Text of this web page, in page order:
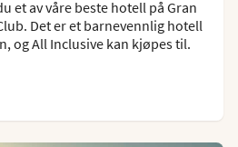
et av våre beste hotell på Gran
Det er et barnevennlig hotell
og All Inclusive kan kjøpes til.